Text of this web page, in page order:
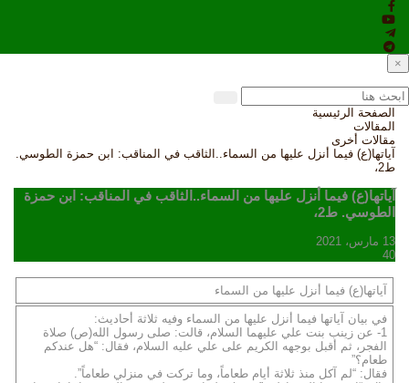
×
الصفحة الرئيسية
المقالات
مقالات أخرى
آياتها(ع) فيما أنزل عليها من السماء..الثاقب في المناقب: ابن حمزة الطوسي.
ط2،
آياتها(ع) فيما أنزل عليها من السماء..الثاقب في المناقب: ابن حمزة
الطوسي. ط2،
13 مارس، 2021
40
آياتها(ع) فيما أنزل عليها من السماء
في بيان آياتها فيما أنزل عليها من السماء وفيه ثلاثة أحاديث:
1- عن زينب بنت علي عليهما السلام، قالت: صلى رسول الله(ص) صلاة
الفجر، ثم أقبل بوجهه الكريم على علي عليه السلام، فقال: “هل عندكم
طعام؟”
فقال: “لم آكل منذ ثلاثة أيام طعاماً، وما تركت في منزلي طعاماً”.